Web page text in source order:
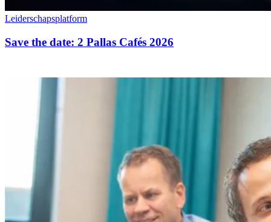
Leiderschapsplatform
Save the date: 2 Pallas Cafés 2026